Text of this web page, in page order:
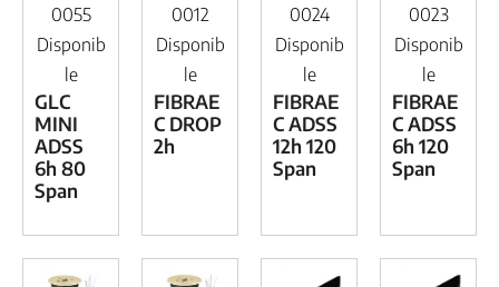
0055
Disponib
le
GLC
MINI
ADSS
6h 80
Span
0012
Disponib
le
FIBRAE
C DROP
2h
0024
Disponib
le
FIBRAE
C ADSS
12h 120
Span
0023
Disponib
le
FIBRAE
C ADSS
6h 120
Span